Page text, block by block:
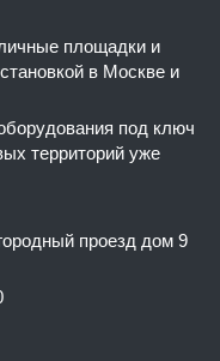
площадки и
в Москве и
под ключ
территорий уже
проезд дом 9